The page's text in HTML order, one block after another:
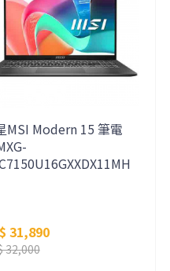
MSI Modern 15 筆電
31,890
32,000